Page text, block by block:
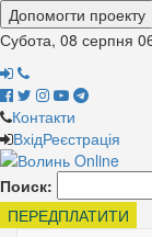
Допомогти проекту
Субота, 08 серпня
Контакти
ВхідРеєстрація
Поиск:
ПЕРЕДПЛАТИТИ